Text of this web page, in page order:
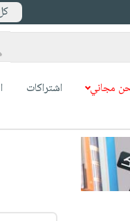
مجاني اشتراكات